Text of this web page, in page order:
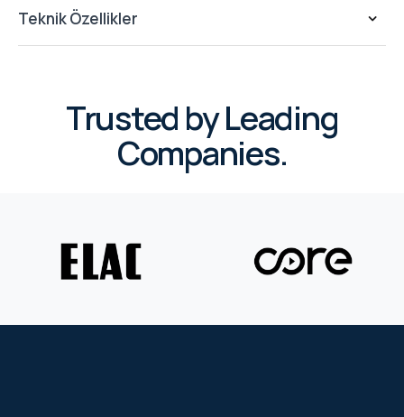
WYRESTORM
RHOMBUS
SHELLY
Teknik Özellikler
Trusted by Leading
Companies.